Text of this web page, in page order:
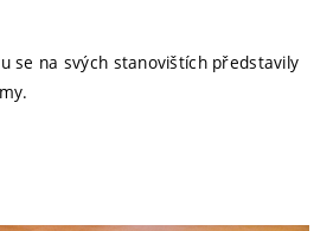
se na svých stanovištích představily